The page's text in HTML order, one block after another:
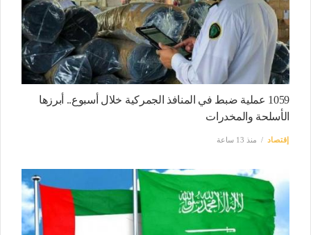
1059 عملية ضبط في المنافذ الجمركية خلال أسبوع.. أبرزها
الأسلحة والمخدرات
إقتصاد منذ 13 ساعة